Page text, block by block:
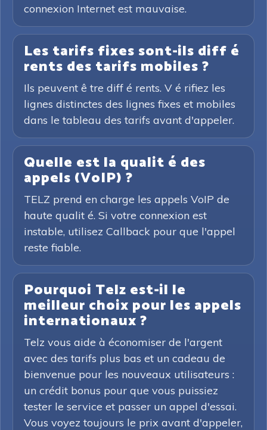
connexion Internet est mauvaise.
Les tarifs fixes sont-ils diff é
rents des tarifs mobiles ?
Ils peuvent ê tre diff é rents. V é rifiez les
lignes distinctes des lignes fixes et mobiles
dans le tableau des tarifs avant d'appeler.
Quelle est la qualit é des
appels (VoIP) ?
TELZ prend en charge les appels VoIP de
haute qualit é. Si votre connexion est
instable, utilisez Callback pour que l'appel
reste fiable.
Pourquoi Telz est-il le
meilleur choix pour les appels
internationaux ?
Telz vous aide à économiser de l'argent
avec des tarifs plus bas et un cadeau de
bienvenue pour les nouveaux utilisateurs :
un crédit bonus pour que vous puissiez
tester le service et passer un appel d'essai.
Vous voyez toujours le prix avant d'appeler,